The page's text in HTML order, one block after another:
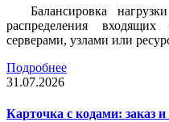
Балансировка
распределения
серверами, узлами или
Подробнее
31.07.2026
Карточка c кодами: заказ и